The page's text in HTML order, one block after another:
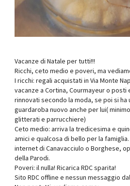
Vacanze di Natale per tutti!!!
Ricchi, ceto medio e poveri, ma
I ricchi: regali acquistati in Via Monte
vacanze a Cortina, Courmayeur o posti
rinnovati secondo la moda, se poi si ha
guardaroba nuovo anche per lui(
glitterati e parrucchiere)
Ceto medio: arriva la tredicesima e
amici e qualcosa di bello per la
internet di Canavacciulo o Borghese,
della Parodi.
Poveri: il nulla! Ricarica RDC sparita!
Sito RDC offline e nessun messaggio